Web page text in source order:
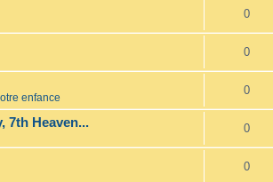
0
0
enfance
0
7th Heaven... 0
0